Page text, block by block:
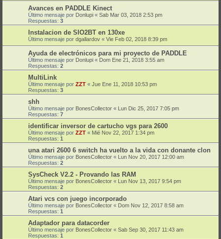
Avances en PADDLE Kinect
Último mensaje por Donlupi « Sab Mar 03, 2018 2:53 pm
Respuestas: 3
Instalacion de SIO2BT en 130xe
Último mensaje por dgallardov « Vie Feb 02, 2018 8:39 pm
Ayuda de electrónicos para mi proyecto de PADDLE
Último mensaje por Donlupi « Dom Ene 21, 2018 3:55 am
Respuestas: 2
MultiLink
Último mensaje por ZZT « Jue Ene 11, 2018 10:53 pm
Respuestas: 3
shh
Último mensaje por BonesCollector « Lun Dic 25, 2017 7:05 pm
Respuestas: 7
identificar inversor de cartucho vgs para 2600
Último mensaje por ZZT « Mié Nov 22, 2017 1:34 pm
Respuestas: 1
una atari 2600 6 switch ha vuelto a la vida con donante clon
Último mensaje por BonesCollector « Lun Nov 20, 2017 12:00 am
Respuestas: 2
SysCheck V2.2 - Provando las RAM
Último mensaje por BonesCollector « Lun Nov 13, 2017 9:54 pm
Respuestas: 2
Atari vcs con juego incorporado
Último mensaje por BonesCollector « Dom Nov 12, 2017 8:58 am
Respuestas: 1
Adaptador para datacorder
Último mensaje por BonesCollector « Sab Sep 30, 2017 11:43 am
Respuestas: 1